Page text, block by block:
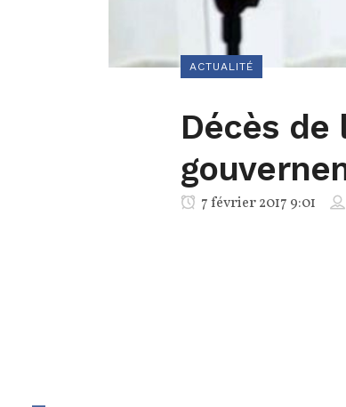
ACTUALITÉ
Décès de
7 février 2017 9:01